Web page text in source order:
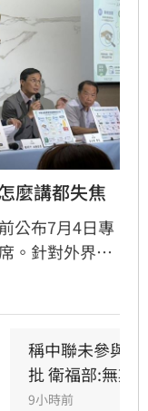
麼講都失焦
公布7月4日專
。針對外界質
場，強調專家
「20%下架標
（記者：簡浩
稱中聯未參與
批 衛福部:無欺
9小時前